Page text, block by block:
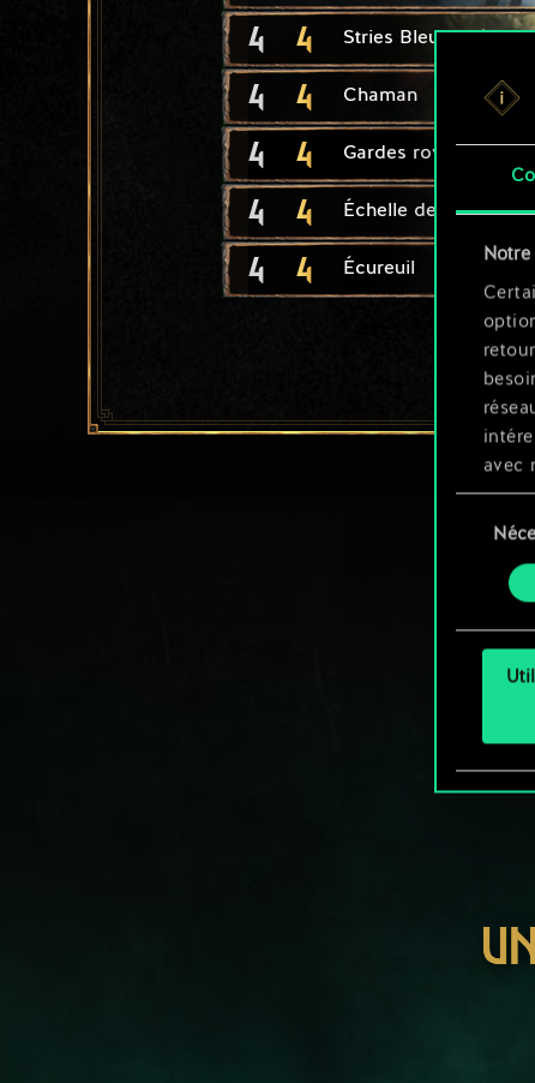
avec
et
4 4 Stries Bleues :
4 4 Chaman
4 4 Gardes royaux de
4 4 Échelle de siège
4 4 Écureuil